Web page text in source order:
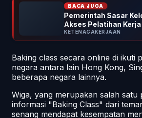
BACA JUGA
Pemerintah Sasar
Akses Pelatihan Kerja
KETENAGAKERJAAN
Baking class secara online di ikuti
negara antara lain Hong Kong,
beberapa negara lainnya.
Wiga, yang merupakan salah satu
informasi "Baking Class" dari
senang mendapat kesempatan